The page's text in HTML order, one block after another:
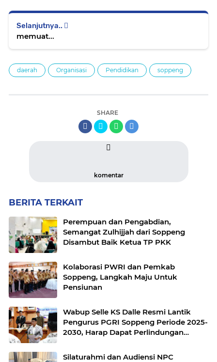
Selanjutnya..
memuat...
daerah Organisasi Pendidikan soppeng
SHARE
komentar
BERITA TERKAIT
Perempuan dan Pengabdian,
Semangat Zulhijjah dari Soppeng
Disambut Baik Ketua TP PKK
Kolaborasi PWRI dan Pemkab
Soppeng, Langkah Maju Untuk
Pensiunan
Wabup Selle KS Dalle Resmi Lantik
Pengurus PGRI Soppeng Periode 2025-
2030, Harap Dapat Perlindungan
Silaturahmi dan Audiensi NPC